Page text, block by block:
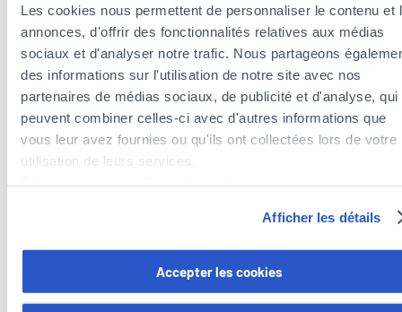
Les cookies nous permettent de personnaliser le contenu et
annonces, d'offrir des fonctionnalités relatives aux médias
sociaux et d'analyser notre trafic. Nous partageons
des informations sur l'utilisation de notre site avec nos
partenaires de médias sociaux, de publicité et d'analyse, qui
peuvent combiner celles-ci avec d'autres informations que
vous leur avez fournies ou qu'ils ont collectées lors de votre
utilisation de leurs services.
Vous avez la possibilité de retirer votre consentement à tout
moment en cliquant sur le lien "gestion des cookies" en bas
Afficher les détails
Accepter les cookies
Réaliser un compost dans lequel vous jetterez les
pelures, les restes de repas et quelques autres déchets
organiques. D’une pierre deux coups, vous éviterez plus
Acheter moins de produits jetables ou à usage unique.
De toute façon, ces produits ne sont jamais bons non
plus pour le portefeuille.
d’imprimante, vous le réduisez de 50 %.
modèles de piles NiMH et Lithium ont une meilleure
capacité et se déchargent moins vite.